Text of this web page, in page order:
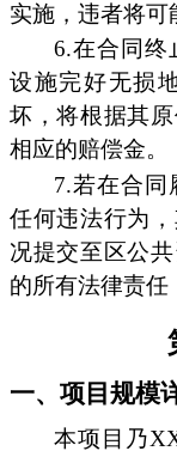
实施，违者将可
6.在合同终
设施完好无损
坏，将根据其
相应的赔偿金。
7.若在合同
任何违法行为
况提交至区公
的所有法律责任
一、项目规模
本项目乃